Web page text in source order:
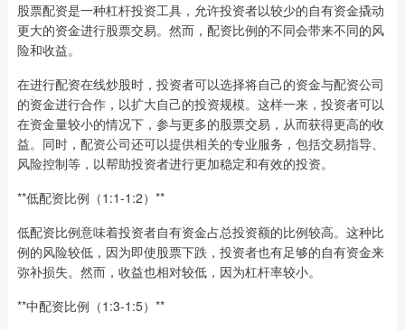
股票配资是一种杠杆投资工具，允许投资者以较少的自有资金撬动
更大的资金进行股票交易。然而，配资比例的不同会带来不同的风
险和收益。
在进行配资在线炒股时，投资者可以选择将自己的资金与配资公司
的资金进行合作，以扩大自己的投资规模。这样一来，投资者可以
在资金量较小的情况下，参与更多的股票交易，从而获得更高的收
益。同时，配资公司还可以提供相关的专业服务，包括交易指导、
风险控制等，以帮助投资者进行更加稳定和有效的投资。
**低配资比例（1:1-1:2）**
低配资比例意味着投资者自有资金占总投资额的比例较高。这种比
例的风险较低，因为即使股票下跌，投资者也有足够的自有资金来
弥补损失。然而，收益也相对较低，因为杠杆率较小。
**中配资比例（1:3-1:5）**